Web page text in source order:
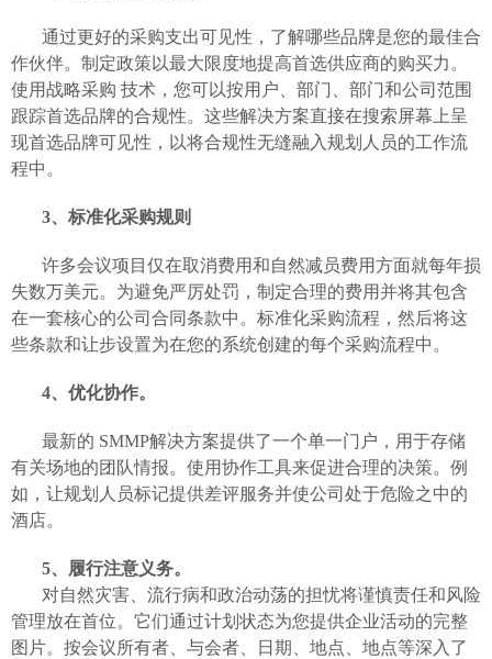
通过更好的采购支出可见性，了解哪些品牌是您的最佳合
作伙伴。制定政策以最大限度地提高首选供应商的购买力。
使用战略采购 技术，您可以按用户、部门、部门和公司范围
跟踪首选品牌的合规性。这些解决方案直接在搜索屏幕上呈
现首选品牌可见性，以将合规性无缝融入规划人员的工作流
程中。
3、标准化采购规则
许多会议项目仅在取消费用和自然减员费用方面就每年损
失数万美元。为避免严厉处罚，制定合理的费用并将其包含
在一套核心的公司合同条款中。标准化采购流程，然后将这
些条款和让步设置为在您的系统创建的每个采购流程中。
4、优化协作。
最新的 SMMP解决方案提供了一个单一门户，用于存储
有关场地的团队情报。使用协作工具来促进合理的决策。例
如，让规划人员标记提供差评服务并使公司处于危险之中的
酒店。
5、履行注意义务。
对自然灾害、流行病和政治动荡的担忧将谨慎责任和风险
管理放在首位。它们通过计划状态为您提供企业活动的完整
图片。按会议所有者、与会者、日期、地点、地点等深入了